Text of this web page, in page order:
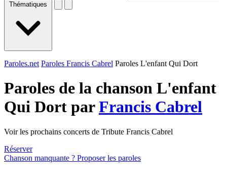
Thématiques
Paroles.net Paroles Francis Cabrel Paroles L'enfant Qui Dort
Paroles de la chanson L'enfant
Qui Dort parFrancis Cabrel
Voir les prochains concerts de Tribute Francis Cabrel
Réserver
Chanson manquante ? Proposer les paroles